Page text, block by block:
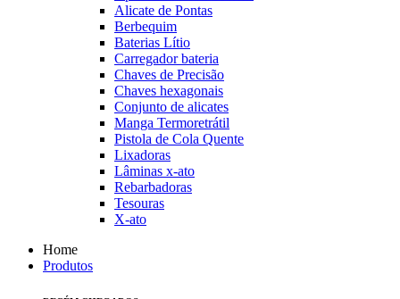
Alicate de Pontas
Berbequim
Baterias Lítio
Carregador bateria
Chaves de Precisão
Chaves hexagonais
Conjunto de alicates
Manga Termoretrátil
Pistola de Cola Quente
Lixadoras
Lâminas x-ato
Rebarbadoras
Tesouras
X-ato
Home
Produtos